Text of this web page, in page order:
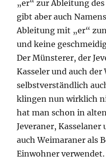
„er“ zur Ableitung
gibt aber auch
Ableitung mit „er“
und keine
Der Münsterer, der
Kasseler und auch
selbstverständlich
klingen nun wirklich
hat man schon in
Jeveraner,
auch Weimaraner als
Einwohner verwendet.